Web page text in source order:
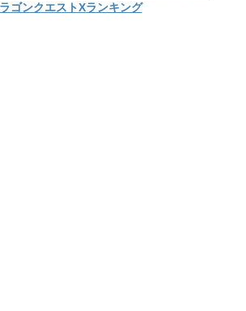
ラゴンクエストXランキング